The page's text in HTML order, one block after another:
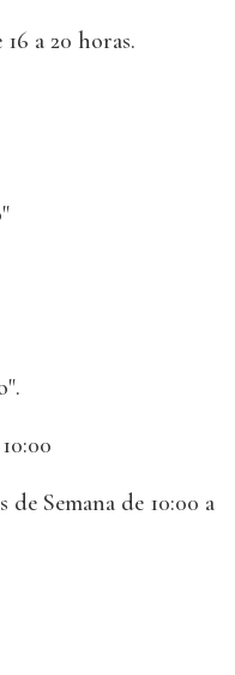
a 20 horas.
de Semana de 10:00 a